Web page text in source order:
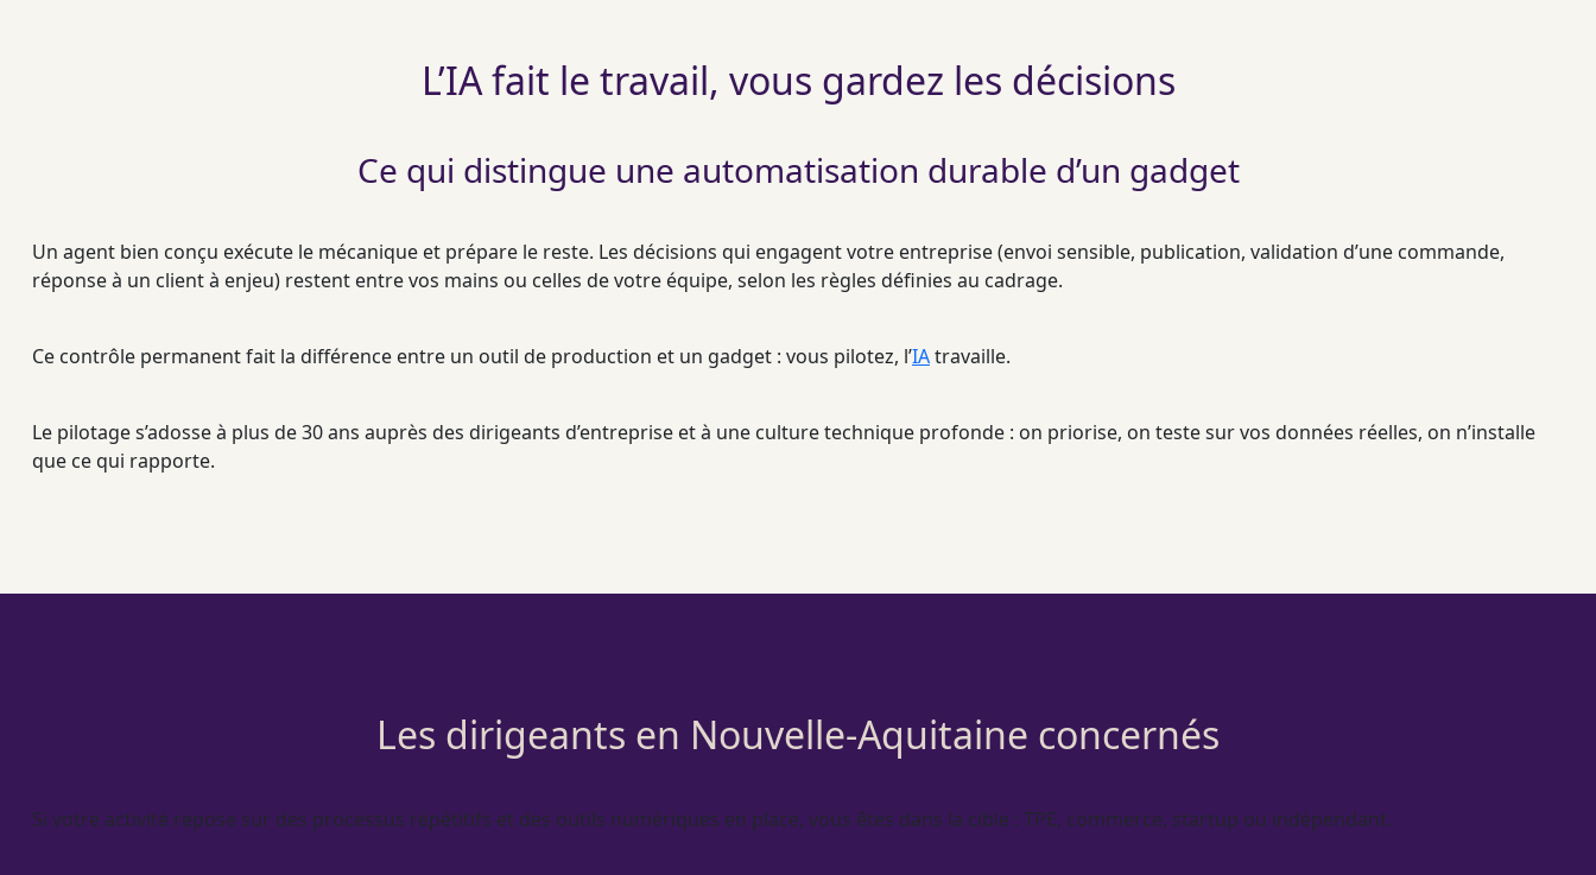
L’IA fait le travail, vous gardez les décisions
Ce qui distingue une automatisation durable d’un gadget
Un agent bien conçu exécute le mécanique et prépare le reste. Les décisions qui engagent votre entreprise (envoi sensible, publication, validation d’une commande,
réponse à un client à enjeu) restent entre vos mains ou celles de votre équipe, selon les règles définies au cadrage.
Ce contrôle permanent fait la différence entre un outil de production et un gadget : vous pilotez, l’IAtravaille.
Le pilotages’adosse à plus de 30 ans auprès des dirigeants d’entreprise et à une culture technique profonde : on priorise, on teste sur vos données réelles, on n’installe
que ce qui rapporte.
Les dirigeants en Nouvelle-Aquitaine concernés
Si votre activité repose sur des processus répétitifs et des outils numériques en place, vous êtes dans la cible : TPE, commerce, startup ou indépendant.